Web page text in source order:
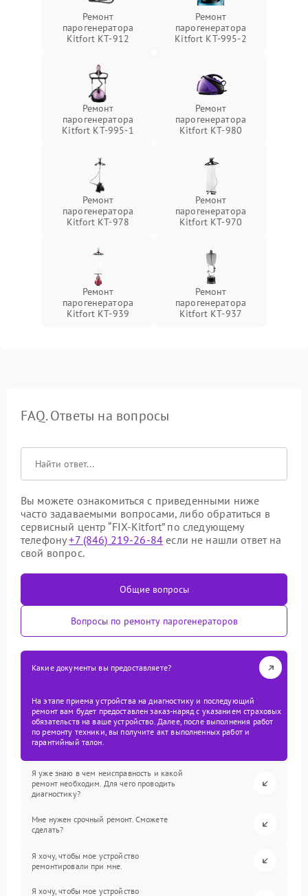
Ремонт
парогенератора
Kitfort КТ-912
Ремонт
парогенератора
Kitfort КТ-995-2
Ремонт
парогенератора
Kitfort КТ-995-1
Ремонт
парогенератора
Kitfort КТ-980
Ремонт
парогенератора
Kitfort КТ-978
Ремонт
парогенератора
Kitfort КТ-970
Ремонт
парогенератора
Kitfort КТ-939
Ремонт
парогенератора
Kitfort КТ-937
FAQ. Ответы на вопросы
Вы можете ознакомиться с приведенными ниже
часто задаваемыми вопросами, либо обратиться в
сервисный центр “FIX-Kitfort” по следующему
телефону+7 (846) 219-26-84 если не нашли ответ на
свой вопрос.
Общие вопросы
Вопросы по ремонту парогенераторов
Какие документы вы предоставляете?
На этапе приема устройства на диагностику и последующий
ремонт вам будет предоставлен заказ-наряд с указанием страховых
обязательств на ваше устройство. Далее, после выполнения работ
по ремонту техники, вы получите акт выполненных работ и
гарантийный талон.
Я уже знаю в чем неисправность и какой
ремонт необходим. Для чего проводить
диагностику?
Мне нужен срочный ремонт. Сможете
сделать?
Я хочу, чтобы мое устройство
ремонтировали при мне.
Я хочу, чтобы мое устройство